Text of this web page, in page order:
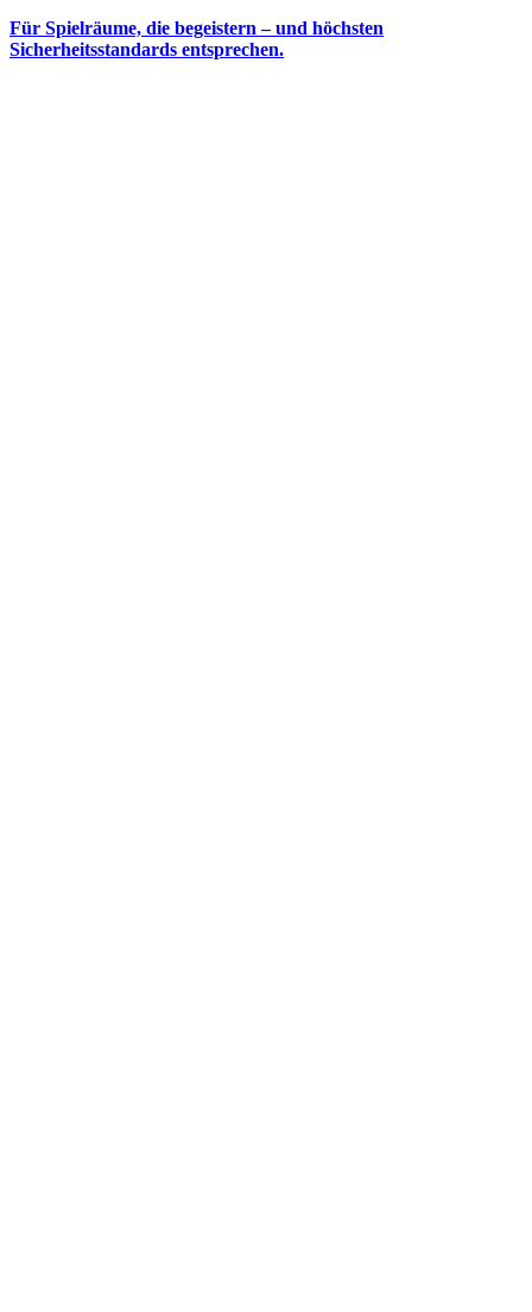
Für Spielräume, die begeistern – und höchsten
Sicherheitsstandards entsprechen.